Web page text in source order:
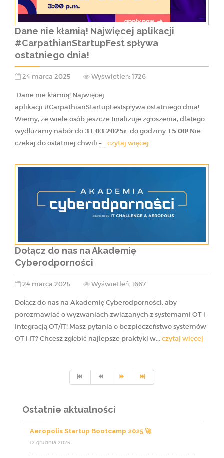
Dane nie kłamią! Najwięcej aplikacji
#CarpathianStartupFest spływa
ostatniego dnia!
24 marca 2025 Wyświetleń: 1726
Dane nie kłamią! Najwięcej
aplikacji #CarpathianStartupFestspływa ostatniego dnia!
Wiemy, że wiele osób jeszcze finalizuje zgłoszenia, dlatego
wydłużamy nabór do 𝟯𝟭.𝟬𝟯.𝟮𝟬𝟮𝟱𝗿. do godziny 𝟭𝟱:𝟬𝟬! Nie
czekaj do ostatniej chwili –... czytaj więcej
Dołącz do nas na Akademię
Cyberodporności
24 marca 2025 Wyświetleń: 1667
Dołącz do nas na Akademię Cyberodporności, aby
porozmawiać o wyzwaniach związanych z systemami OT i
integracją OT/IT! Masz pytania o bezpieczeństwo systemów
OT i IT? Chcesz zgłębić najlepsze praktyki w... czytaj więcej
Ostatnie aktualności
Aeropolis Startup Bootcamp 2025 🚀
12 grudnia 2025